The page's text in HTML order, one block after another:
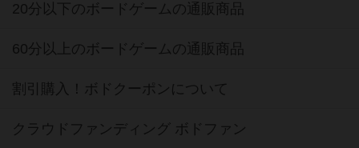
20分以下のボードゲームの通販商品
60分以上のボードゲームの通販商品
割引購入！ボドクーポンについて
クラウドファンディング ボドファン